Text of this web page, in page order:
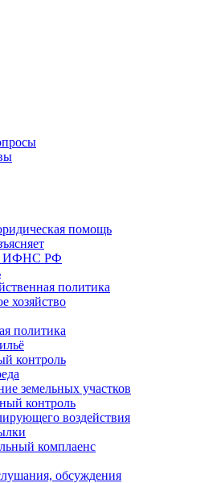
помощь
ИФНС РФ
политика
хозяйство
политика
контроль
земельных участков
контроль
воздействия
комплаенс
обсуждения